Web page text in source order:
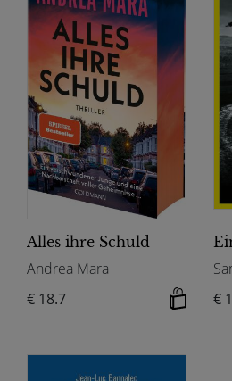
Alles ihre Schuld
Andrea Mara
€ 18.7
€